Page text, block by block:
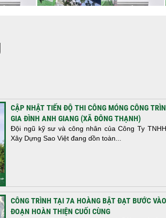
CẬP NHẬT TIẾN ĐỘ THI CÔNG MÓNG CÔNG
GIA ĐÌNH ANH GIANG (XÃ ĐÔNG THẠNH)
Đội ngũ kỹ sư và công nhân của Công Ty
Xây Dựng Sao Việt đang dồn toàn...
CÔNG TRÌNH TẠI 7A HOÀNG BẬT ĐẠT BƯỚC
ĐOẠN HOÀN THIỆN CUỐI CÙNG